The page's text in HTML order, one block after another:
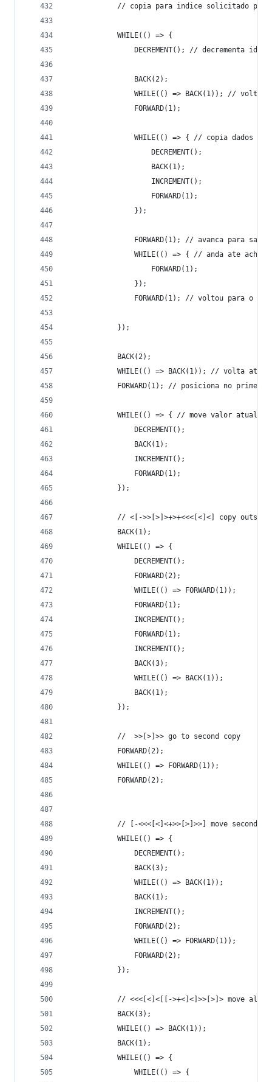
// copia para indice solicitado
            WHILE(() => {
                DECREMENT(); // decrementa idx
                BACK(2);
WHILE(() => BACK(1)); // volta
                FORWARD(1);
WHILE(() => { // copia dados
                    DECREMENT();
                    BACK(1);
                    INCREMENT();
                    FORWARD(1);
                });
FORWARD(1); // avanca para sair
WHILE(() => { // anda ate achar
                    FORWARD(1);
                });
                FORWARD(1); // voltou para o idx
            });
            BACK(2);
WHILE(() => BACK(1)); // volta ate
FORWARD(1); // posiciona no
WHILE(() => { // move valor atual
                DECREMENT();
                BACK(1);
                INCREMENT();
                FORWARD(1);
            });
// <[->>[>]>+>+<<<[<]<] copy
            BACK(1);
            WHILE(() => {
                DECREMENT();
                FORWARD(2);
                WHILE(() => FORWARD(1));
                FORWARD(1);
                INCREMENT();
                FORWARD(1);
                INCREMENT();
                BACK(3);
                WHILE(() => BACK(1));
                BACK(1);
            });
            //  >>[>]>> go to second copy
            FORWARD(2);
            WHILE(() => FORWARD(1));
            FORWARD(2);
// [-<<<[<]<+>>[>]>>] move second
            WHILE(() => {
                DECREMENT();
                BACK(3);
                WHILE(() => BACK(1));
                BACK(1);
                INCREMENT();
                FORWARD(2);
                WHILE(() => FORWARD(1));
                FORWARD(2);
            });
// <<<[<]<[[->+<]<]>>[>]> move all
            BACK(3);
            WHILE(() => BACK(1));
            BACK(1);
            WHILE(() => {
                WHILE(() => {